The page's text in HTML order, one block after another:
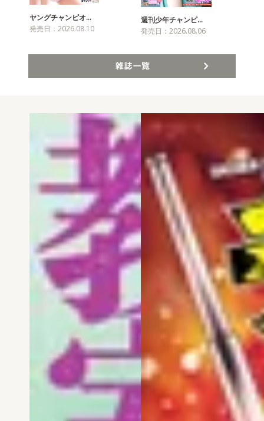
ヤングチャンピオ…
発売日：2026.08.10
週刊少年チャンピ…
発売日：2026.08.06